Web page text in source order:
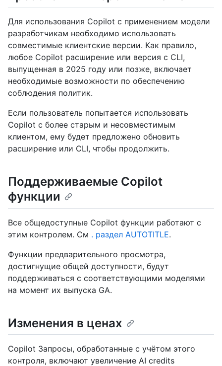
Для использования Copilot с применением модели
разработчикам необходимо использовать
совместимые клиентские версии. Как правило,
любое Copilot расширение или версия с CLI,
выпущенная в 2025 году или позже, включает
необходимые возможности по обеспечению
соблюдения политик.
Если пользователь попытается использовать
Copilot с более старым и несовместимым
клиентом, ему будет предложено обновить
расширение или CLI, чтобы продолжить.
Поддерживаемые Copilot
функции
Все общедоступные Copilot функции работают с
этим контролем. См . раздел AUTOTITLE.
Функции предварительного просмотра,
достигнущие общей доступности, будут
поддерживаться с соответствующими моделями
на момент их выпуска GA.
Изменения в ценах
Copilot Запросы, обработанные с учётом этого
контроля, включают увеличение AI credits